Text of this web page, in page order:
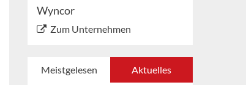
Wyncor
Zum Unternehmen
Meistgelesen Aktuelles